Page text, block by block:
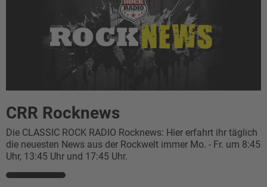
CRR Rocknews
Die CLASSIC ROCK RADIO Rocknews: Hier erfahrt ihr täglich
die neuesten News aus der Rockwelt immer Mo. - Fr. um 8:45
Uhr, 13:45 Uhr und 17:45 Uhr.